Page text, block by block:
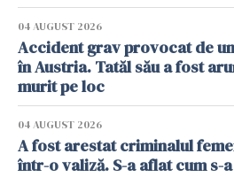
04 AUGUST 2026
Accident grav provocat de
în Austria. Tatăl său a fost
murit pe loc
04 AUGUST 2026
A fost arestat criminalul
într-o valiză. S-a aflat cum s-